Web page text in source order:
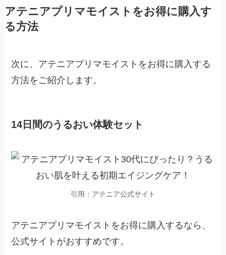
アテニアプリマモイストをお得に購入す
る方法
次に、アテニアプリマモイストをお得に購入する
方法をご紹介します。
14日間のうるおい体験セット
引用：アテニア公式サイト
アテニアプリマモイストをお得に購入するなら、
公式サイトがおすすめです。